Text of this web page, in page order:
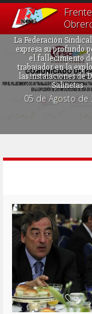
La Federación
expresa su profundo
el fallecimiento
trabajador en la
las instalaciones de
Salinetas
05 de Agosto de